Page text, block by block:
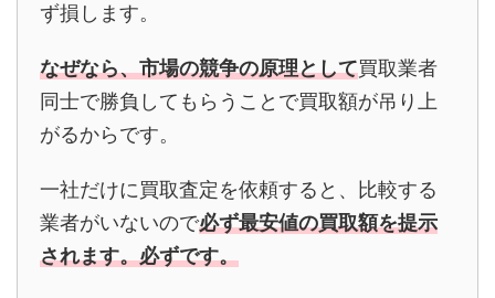
ず損します。
なぜなら、市場の競争の原理として買取業者
同士で勝負してもらうことで買取額が吊り上
がるからです。
一社だけに買取査定を依頼すると、比較する
業者がいないので必ず最安値の買取額を提示
されます。必ずです。